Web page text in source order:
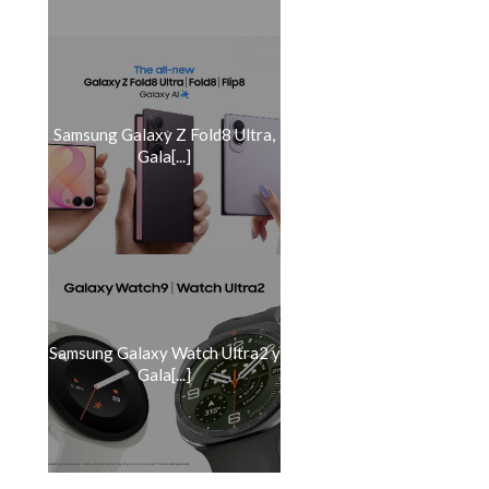
Samsung Galaxy Z Fold8 Ultra,
Gala[...]
Samsung Galaxy Watch Ultra2 y
Gala[...]